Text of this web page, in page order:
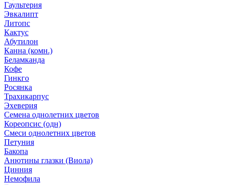
Гаультерия
Эвкалипт
Литопс
Кактус
Абутилон
Канна (комн.)
Беламканда
Кофе
Гинкго
Росянка
Трахикарпус
Эхеверия
Семена однолетних цветов
Кореопсис (одн)
Смеси однолетних цветов
Петуния
Бакопа
Анютины глазки (Виола)
Цинния
Немофила